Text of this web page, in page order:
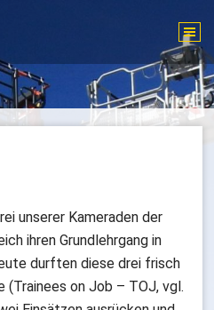
unserer Kameraden der
ihren Grundlehrgang in
durften diese drei frisch
on Job – TOJ, vgl.